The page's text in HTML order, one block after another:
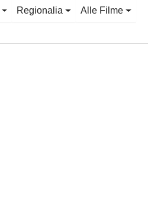
Regionalia Alle Filme